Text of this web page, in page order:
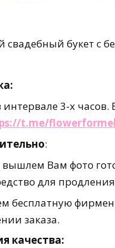
свадебный букет с
интервале 3-х
t.me/
:
Вам фото
для
заказа.
качества: